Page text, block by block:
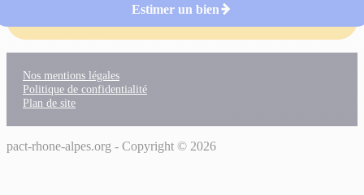
Estimer un bien
Nos mentions légales
Politique de confidentialité
Plan de site
pact-rhone-alpes.org - Copyright © 2026